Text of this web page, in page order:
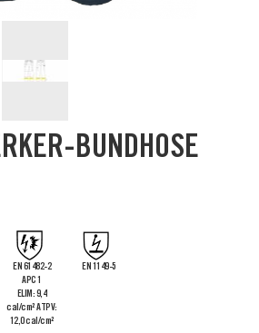
BUNDHOSE
EN 61482-2
APC 1
ELIM: 9,4
cal/cm² ATPV:
12,0 cal/cm²
EN 1149-5